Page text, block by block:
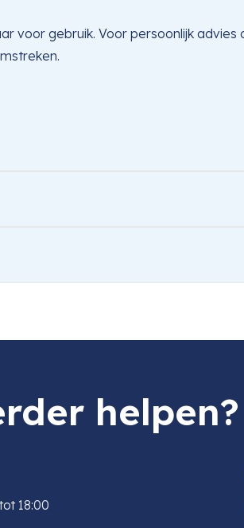
voor gebruik. Voor persoonlijk
helpen?
18:00